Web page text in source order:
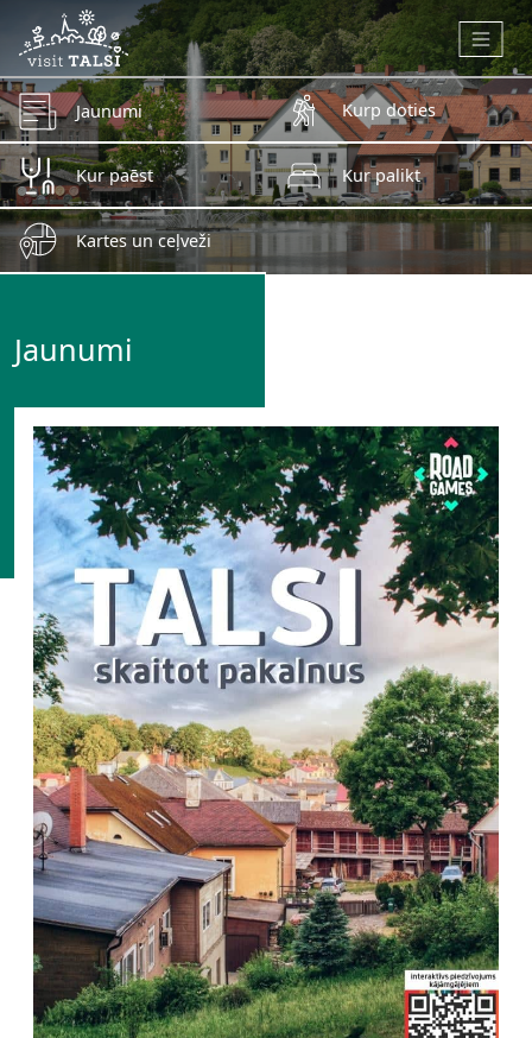
Skip to main content
Jaunumi Kurp doties
Kur paēst Kur palikt
Kartes un ceļveži
Jaunumi